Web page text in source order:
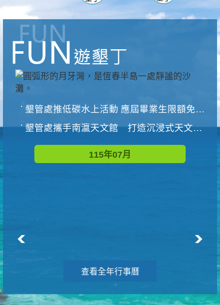
墾管處推低碳水上活動 應屆畢業生限額免費參加
墾管處攜手南瀛天文館 打造沉浸式天文探索營隊
115年07月
查看全年行事曆